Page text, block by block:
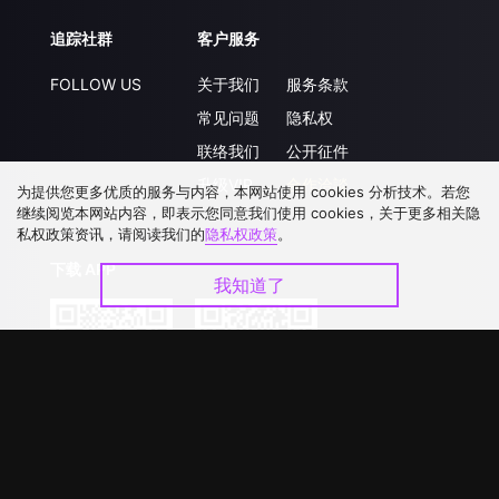
追踪社群
FOLLOW US
客户服务
关于我们
常见问题
联络我们
升级VIP
服务条款
隐私权
公开征件
合作洽談
下载 APP
为提供您更多优质的服务与内容，本网站使用 cookies 分析技术。若您
继续阅览本网站内容，即表示您同意我们使用 cookies，关于更多相关隐
私权政策资讯，请阅读我们的隐私权政策。
我知道了